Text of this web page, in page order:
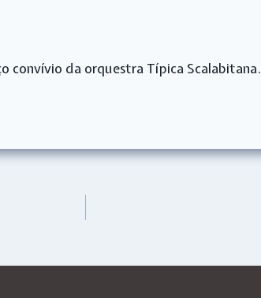
convívio da orquestra Típica Scalabitana.